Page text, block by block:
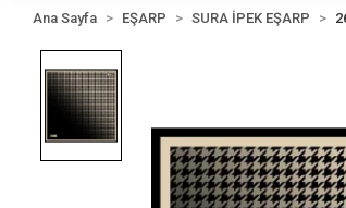
Ana Sayfa EŞARP SURA İPEK EŞARP